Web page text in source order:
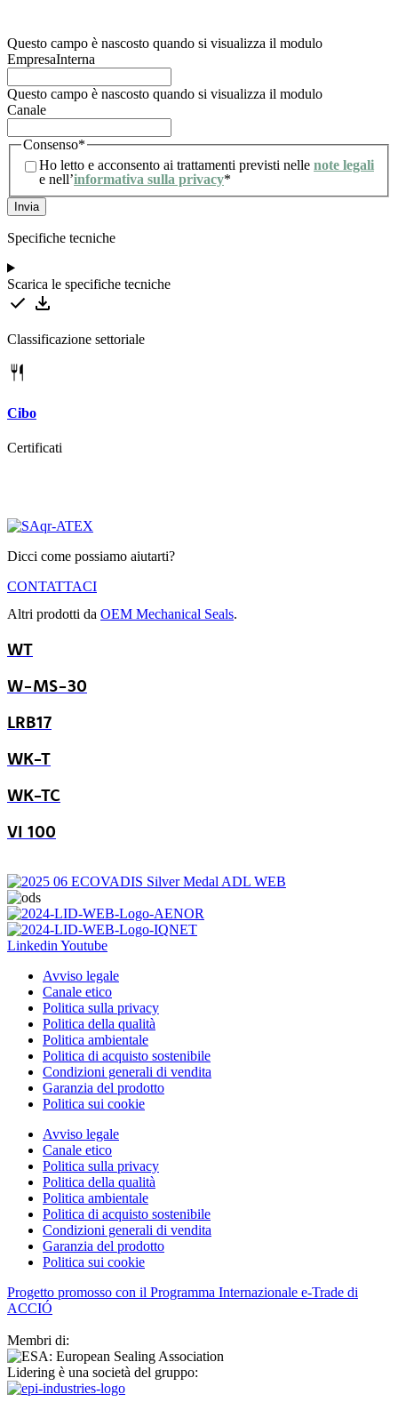
Questo campo è nascosto quando si visualizza il modulo
EmpresaInterna
Questo campo è nascosto quando si visualizza il modulo
Canale
Consenso*
Ho letto e acconsento ai trattamenti previsti nelle note legali
e nell’informativa sulla privacy*
Specifiche tecniche
Scarica le specifiche tecniche
Classificazione settoriale
Cibo
Certificati
Dicci come possiamo aiutarti?
CONTATTACI
Altri prodotti da OEM Mechanical Seals.
WT
W-MS-30
LRB17
WK-T
WK-TC
VI 100
LinkedinYoutube
Avviso legale
Canale etico
Politica sulla privacy
Politica della qualità
Politica ambientale
Politica di acquisto sostenibile
Condizioni generali di vendita
Garanzia del prodotto
Politica sui cookie
Avviso legale
Canale etico
Politica sulla privacy
Politica della qualità
Politica ambientale
Politica di acquisto sostenibile
Condizioni generali di vendita
Garanzia del prodotto
Politica sui cookie
Progetto promosso con il Programma Internazionale e-Trade di
ACCIÓ
Membri di:
Lidering è una società del gruppo: